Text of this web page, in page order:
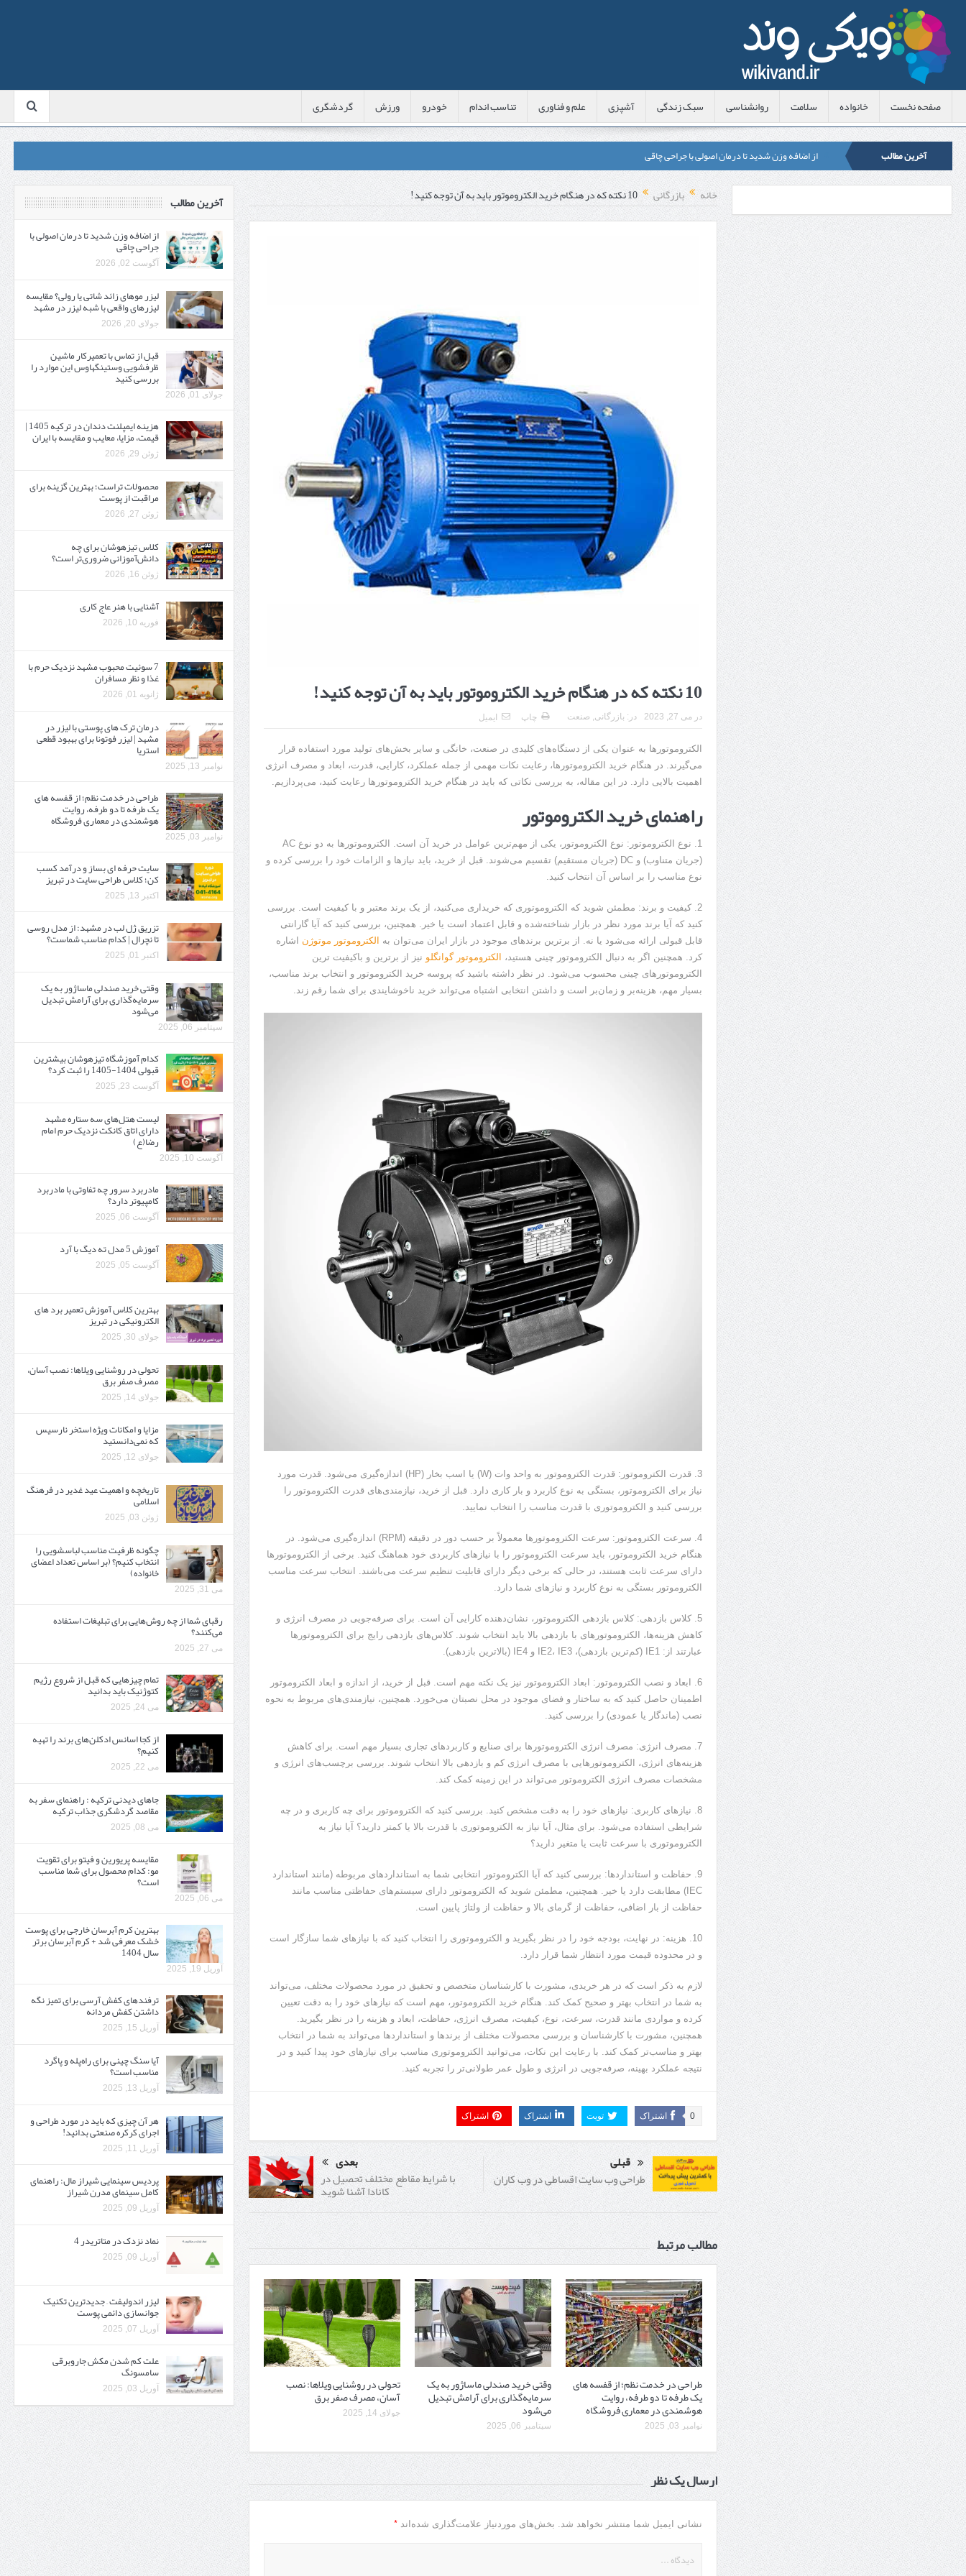
صفحه نخست خانواده سلامت روانشناسی سبک زندگی آشپزی علم و فناوری تناسب اندام خودرو ورزش گردشگری
آخرین مطالب
از اضافه وزن شدید تا درمان اصولی با جراحی چاقی
لیزر موهای زائد شاتی یا رولی؟ مقایسه لیزرهای واقعی با شبه‌ لیزر در مشهد
قبل از تماس با تعمیرکار ماشین ظرفشویی وستینگهاوس این موارد را بررسی کنید
هزینه ایمپلنت دندان در ترکیه 1405 | قیمت، مزایا، معایب و مقایسه با ایران
محصولات تراست؛ بهترین گزینه برای مراقبت از پوست
کلاس تیزهوشان برای چه دانش‌آموزانی ضروری‌تر است؟
آشنایی با هنر عاج کاری
7 سوئیت محبوب مشهد نزدیک حرم با غذا و نظر مسافران
درمان ترک های پوستی با لیزر در مشهد | لیزر فوتونا برای بهبود قطعی استریا
طراحی در خدمت نظم؛ از قفسه ‌های یک‌ طرفه تا دو طرفه، روایت هوشمندی در معماری فروشگاه
خانه بازرگانی 10 نکته که در هنگام خرید الکتروموتور باید به آن توجه کنید!
10 نکته که در هنگام خرید الکتروموتور باید به آن توجه کنید!
در می 27, 2023 در: بازرگانی, صنعت چاپ ایمیل
الکتروموتورها به عنوان یکی از دستگاه‌های کلیدی در صنعت، خانگی و سایر بخش‌های تولید مورد استفاده قرار
می‌گیرند. در هنگام خرید الکتروموتورها، رعایت نکات مهمی از جمله عملکرد، کارایی، قدرت، ابعاد و مصرف انرژی
اهمیت بالایی دارد. در این مقاله، به بررسی نکاتی که باید در هنگام خرید الکتروموتورها رعایت کنید، می‌پردازیم.
راهنمای خرید الکتروموتور
1. نوع الکتروموتور: نوع الکتروموتور، یکی از مهم‌ترین عوامل در خرید آن است. الکتروموتورها به دو نوع AC
(جریان متناوب) و DC (جریان مستقیم) تقسیم می‌شوند. قبل از خرید، باید نیازها و الزامات خود را بررسی کرده و
نوع مناسب را بر اساس آن انتخاب کنید.
2. کیفیت و برند: مطمئن شوید که الکتروموتوری که خریداری می‌کنید، از یک برند معتبر و با کیفیت است. بررسی
کنید که آیا برند مورد نظر در بازار شناخته‌شده و قابل اعتماد است یا خیر. همچنین، بررسی کنید که آیا گارانتی
قابل قبولی ارائه می‌شود یا نه. از برترین برندهای موجود در بازار ایران می‌توان به
الکتروموتور موتوژن اشاره
کرد. همچنین اگر به دنبال الکتروموتور چینی هستید،
الکتروموتور گوانگلو نیز از برترین و باکیفیت ترین
الکتروموتورهای چینی محسوب می‌شود. در نظر داشته باشید که پروسه خرید الکتروموتور و انتخاب برند مناسب،
بسیار مهم، هزینه‌بر و زمان‌بر است و داشتن انتخابی اشتباه می‌تواند خرید ناخوشایندی برای شما رقم زند.
3. قدرت الکتروموتور: قدرت الکتروموتور به واحد وات (W) یا اسب بخار (HP) اندازه‌گیری می‌شود. قدرت مورد
نیاز برای الکتروموتور، بستگی به نوع کاربرد و بار کاری دارد. قبل از خرید، نیازمندی‌های قدرت الکتروموتور را
بررسی کنید و الکتروموتوری با قدرت مناسب را انتخاب نمایید.
4. سرعت الکتروموتور: سرعت الکتروموتورها معمولاً بر حسب دور در دقیقه (RPM) اندازه‌گیری می‌شود. در
هنگام خرید الکتروموتور، باید سرعت الکتروموتور را با نیازهای کاربردی خود هماهنگ کنید. برخی از الکتروموتورها
دارای سرعت ثابت هستند، در حالی که برخی دیگر دارای قابلیت تنظیم سرعت می‌باشند. انتخاب سرعت مناسب
الکتروموتور بستگی به نوع کاربرد و نیازهای شما دارد.
5. کلاس بازدهی: کلاس بازدهی الکتروموتور، نشان‌دهنده کارایی آن است. برای صرفه‌جویی در مصرف انرژی و
کاهش هزینه‌ها، الکتروموتورهای با بازدهی بالا باید انتخاب شوند. کلاس‌های بازدهی رایج برای الکتروموتورها
عبارتند از: IE1 (کم‌ترین بازدهی)، IE2، IE3 و IE4 (بالاترین بازدهی).
6. ابعاد و نصب الکتروموتور: ابعاد الکتروموتور نیز یک نکته مهم است. قبل از خرید، از اندازه و ابعاد الکتروموتور
اطمینان حاصل کنید که به ساختار و فضای موجود در محل نصبتان می‌خورد. همچنین، نیازمندی‌های مربوط به نحوه
نصب (ماندگار یا عمودی) را بررسی کنید.
7. مصرف انرژی: مصرف انرژی الکتروموتورها برای صنایع و کاربردهای تجاری بسیار مهم است. برای کاهش
هزینه‌های انرژی، الکتروموتورهایی با مصرف انرژی کم و بازدهی بالا انتخاب شوند. بررسی برچسب‌های انرژی و
مشخصات مصرف انرژی الکتروموتور می‌تواند در این زمینه کمک کند.
8. نیازهای کاربری: نیازهای خود را به دقت مشخص کنید. بررسی کنید که الکتروموتور برای چه کاربری و در چه
شرایطی استفاده می‌شود. برای مثال، آیا نیاز به الکتروموتوری با قدرت بالا یا کمتر دارید؟ آیا نیاز به
الکتروموتوری با سرعت ثابت یا متغیر دارید؟
9. حفاظت و استانداردها: بررسی کنید که آیا الکتروموتور انتخابی شما به استانداردهای مربوطه (مانند استاندارد
IEC) مطابقت دارد یا خیر. همچنین، مطمئن شوید که الکتروموتور دارای سیستم‌های حفاظتی مناسب مانند
حفاظت از بار اضافی، حفاظت از گرمای بالا و حفاظت از ولتاژ پایین است.
10. هزینه: در نهایت، بودجه خود را در نظر بگیرید و الکتروموتوری را انتخاب کنید که با نیازهای شما سازگار است
و در محدوده قیمت مورد انتظار شما قرار دارد.
لازم به ذکر است که در هر خریدی، مشورت با کارشناسان متخصص و تحقیق در مورد محصولات مختلف، می‌تواند
به شما در انتخاب بهتر و صحیح کمک کند. هنگام خرید الکتروموتور، مهم است که نیازهای خود را به دقت تعیین
کرده و مواردی مانند قدرت، سرعت، نوع، کیفیت، مصرف انرژی، حفاظت، ابعاد و هزینه را در نظر بگیرید.
همچنین، مشورت با کارشناسان و بررسی محصولات مختلف از برندها و استانداردها می‌تواند به شما در انتخاب
بهتر و مناسب‌تر کمک کند. با رعایت این نکات، می‌توانید الکتروموتوری مناسب برای نیازهای خود پیدا کنید و در
نتیجه عملکرد بهینه، صرفه‌جویی در انرژی و طول عمر طولانی‌تر را تجربه کنید.
اشتراک 0 تویت اشتراک اشتراک
قبلی
طراحی وب سایت اقساطی در وب کاران
بعدی
با شرایط مقاطع مختلف تحصیل در
کانادا آشنا شوید
مطالب مرتبط
طراحی در خدمت نظم؛ از قفسه ‌های
یک‌ طرفه تا دو طرفه، روایت
هوشمندی در معماری فروشگاه
نوامبر 03, 2025
وقتی خرید صندلی ماساژور به یک
سرمایه‌گذاری برای آرامش تبدیل
می‌شود
سپتامبر 06, 2025
تحولی در روشنایی ویلاها: نصب
آسان، مصرف صفر برق
جولای 14, 2025
ارسال یک نظر
نشانی ایمیل شما منتشر نخواهد شد. بخش‌های موردنیاز علامت‌گذاری شده‌اند *
آخرین مطالب
از اضافه وزن شدید تا درمان اصولی با
جراحی چاقی
آگوست 02, 2026
لیزر موهای زائد شاتی یا رولی؟ مقایسه
لیزرهای واقعی با شبه‌ لیزر در مشهد
جولای 20, 2026
قبل از تماس با تعمیرکار ماشین
ظرفشویی وستینگهاوس این موارد را
بررسی کنید
جولای 01, 2026
هزینه ایمپلنت دندان در ترکیه 1405 |
قیمت، مزایا، معایب و مقایسه با ایران
ژوئن 29, 2026
محصولات تراست؛ بهترین گزینه برای
مراقبت از پوست
ژوئن 27, 2026
کلاس تیزهوشان برای چه
دانش‌آموزانی ضروری‌تر است؟
ژوئن 16, 2026
آشنایی با هنر عاج کاری
فوریه 10, 2026
7 سوئیت محبوب مشهد نزدیک حرم با
غذا و نظر مسافران
ژانویه 01, 2026
درمان ترک های پوستی با لیزر در
مشهد | لیزر فوتونا برای بهبود قطعی
استریا
نوامبر 13, 2025
طراحی در خدمت نظم؛ از قفسه ‌های
یک‌ طرفه تا دو طرفه، روایت
هوشمندی در معماری فروشگاه
نوامبر 03, 2025
سایت حرفه ‌ای بساز و درآمد کسب
کن؛ کلاس طراحی سایت در تبریز
اکتبر 13, 2025
تزریق ژل لب در مشهد: از مدل روسی
تا نچرال | کدام مناسب شماست؟
اکتبر 01, 2025
وقتی خرید صندلی ماساژور به یک
سرمایه‌گذاری برای آرامش تبدیل
می‌شود
سپتامبر 06, 2025
کدام آموزشگاه تیزهوشان بیشترین
قبولی 1404-1405 را ثبت کرد؟
آگوست 23, 2025
لیست هتل‌های سه ستاره مشهد
دارای اتاق کانکت نزدیک حرم امام
رضا(ع)
آگوست 10, 2025
مادربرد سرور چه تفاوتی با مادربرد
کامپیوتر دارد؟
آگوست 06, 2025
آموزش 5 مدل ته دیگ با آرد
آگوست 05, 2025
بهترین کلاس آموزش تعمیر برد های
الکترونیکی در تبریز
جولای 30, 2025
تحولی در روشنایی ویلاها: نصب آسان،
مصرف صفر برق
جولای 14, 2025
مزایا و امکانات ویژه استخر نارسیس
که نمی‌دانستید
جولای 12, 2025
تاریخچه و اهمیت عید غدیر در فرهنگ
اسلامی
ژوئن 03, 2025
چگونه ظرفیت مناسب لباسشویی را
انتخاب کنیم؟ (بر اساس تعداد اعضای
خانواده)
می 31, 2025
رقبای شما از چه روش‌هایی برای تبلیغات استفاده
می‌کنند؟
می 27, 2025
تمام چیزهایی که قبل از شروع رژیم
کتوژنیک باید بدانید‎
می 24, 2025
از کجا اسانس ادکلن‌های برند را تهیه
کنیم؟
می 22, 2025
جاهای دیدنی ترکیه : راهنمای سفر به
مقاصد گردشگری جذاب ترکیه
می 08, 2025
مقایسه پریورین و فیتو برای تقویت
مو: کدام محصول برای شما مناسب
است؟
می 06, 2025
بهترین کرم آبرسان خارجی برای پوست
خشک معرفی شد + کرم آبرسان برتر
سال 1404
آوریل 19, 2025
ترفندهای کفش آرسی برای تمیز نگه
داشتن کفش مردانه
آوریل 15, 2025
آیا سنگ چینی برای راه‌پله و پاگرد
مناسب است؟
آوریل 13, 2025
هر آن چیزی که باید در مورد طراحی و
اجرای کرکره صنعتی بدانید!
آوریل 11, 2025
پردیس سینمایی شیراز مال: راهنمای
کامل سینمای مدرن شیراز
آوریل 09, 2025
نماد نزدک در متاتریدر 4
آوریل 09, 2025
لیزر اندولیفت – جدیدترین تکنیک
جوانسازی دائمی پوست
آوریل 07, 2025
علت کم شدن مکش جاروبرقی
سامسونگ
آوریل 03, 2025